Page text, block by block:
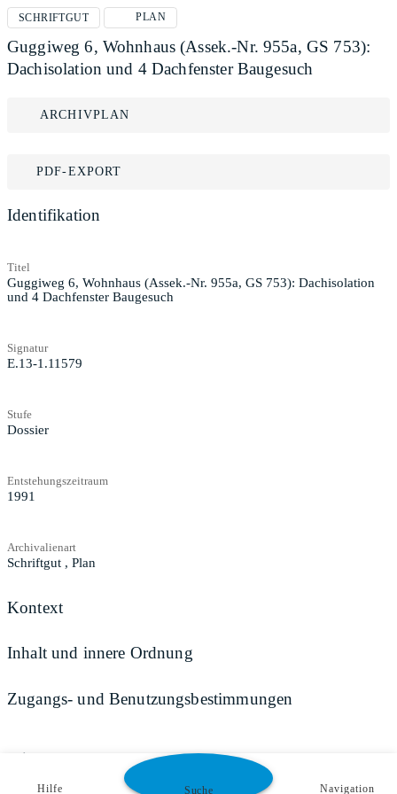
SCHRIFTGUT PLAN
Guggiweg 6, Wohnhaus (Assek.-Nr. 955a, GS 753):
Dachisolation und 4 Dachfenster Baugesuch
ARCHIVPLAN
PDF-EXPORT
Identifikation
Titel
Guggiweg 6, Wohnhaus (Assek.-Nr. 955a, GS 753): Dachisolation
und 4 Dachfenster Baugesuch
Signatur
E.13-1.11579
Stufe
Dossier
Entstehungszeitraum
1991
Archivalienart
Schriftgut , Plan
Kontext
Inhalt und innere Ordnung
Zugangs- und Benutzungsbestimmungen
Teilen
Hilfe Suche Navigation